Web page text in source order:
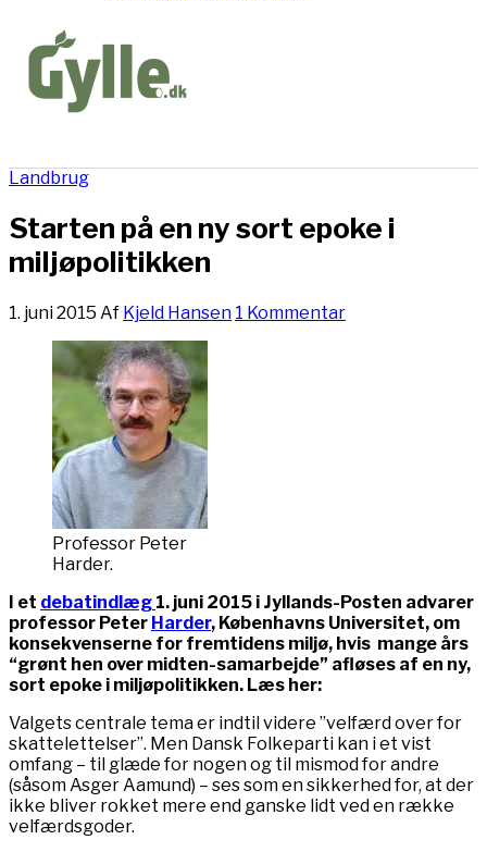
Landbrug
Starten på en ny sort epoke i
miljøpolitikken
1. juni 2015 Af Kjeld Hansen 1 Kommentar
Professor Peter
Harder.
I et debatindlæg 1. juni 2015 i Jyllands-Posten advarer
professor Peter Harder, Københavns Universitet, om
konsekvenserne for fremtidens miljø, hvis mange års
“grønt hen over midten-samarbejde” afløses af en ny,
sort epoke i miljøpolitikken. Læs her:
Valgets centrale tema er indtil videre ”velfærd over for
skattelettelser”. Men Dansk Folkeparti kan i et vist
omfang – til glæde for nogen og til mismod for andre
(såsom Asger Aamund) – ses som en sikkerhed for, at der
ikke bliver rokket mere end ganske lidt ved en række
velfærdsgoder.